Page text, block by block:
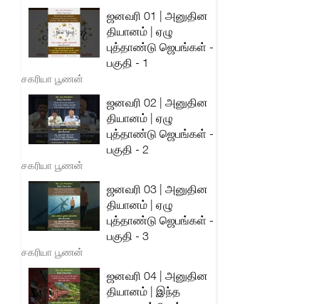
ஜனவரி 01 | அனுதின
தியானம் | ஏழு
புத்தாண்டு ஜெபங்கள் -
பகுதி - 1
சகரியா பூணன்
ஜனவரி 02 | அனுதின
தியானம் | ஏழு
புத்தாண்டு ஜெபங்கள் -
பகுதி - 2
சகரியா பூணன்
ஜனவரி 03 | அனுதின
தியானம் | ஏழு
புத்தாண்டு ஜெபங்கள் -
பகுதி - 3
சகரியா பூணன்
ஜனவரி 04 | அனுதின
தியானம் | இந்த